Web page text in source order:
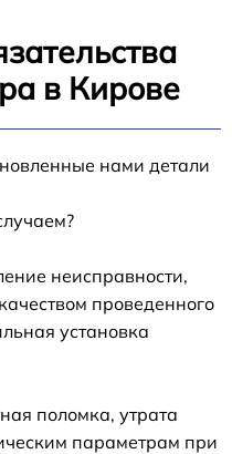
в Кирове
нами детали
неисправности,
проведенного
установка
поломка, утрата
параметрам при